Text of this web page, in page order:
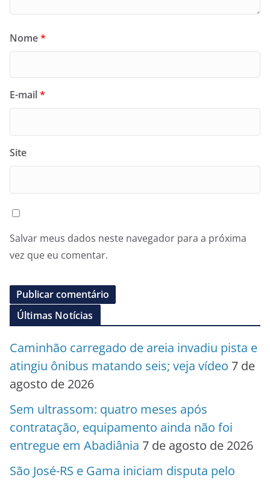
Nome*
E-mail*
Site
Salvar meus dados neste navegador para a próxima
vez que eu comentar.
Últimas Notícias
Caminhão carregado de areia invadiu pista e
atingiu ônibus matando seis; veja vídeo 7 de
agosto de 2026
Sem ultrassom: quatro meses após
contratação, equipamento ainda não foi
entregue em Abadiânia 7 de agosto de 2026
São José-RS e Gama iniciam disputa pelo